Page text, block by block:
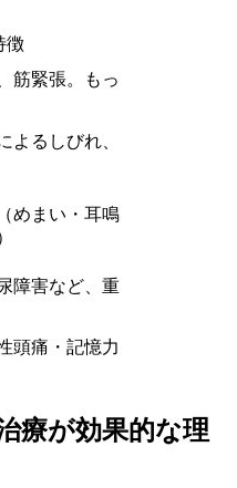
徴
筋緊張。もっ
よるしびれ、
めまい・耳鳴
障害など、重
頭痛・記憶力
療が効果的な理